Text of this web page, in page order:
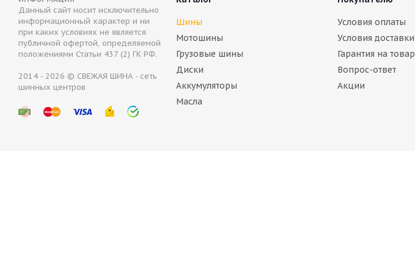
Autogreen Snow Chaser 2 AW08 205/55 R16 91H
Нет в наличии
4 274
В наличии (осталось 4 шт.)
Данный сайт носит исключительно
информационный характер и ни
при каких условиях не является
публичной офертой, определяемой
положениями Статьи 437 (2) ГК РФ.
2014 - 2026 © СВЕЖАЯ ШИНА - сеть
шинных центров
Шины
Мотошины
Грузовые шины
Диски
Аккумуляторы
Масла
Условия оплаты
Условия доставки
Гарантия на товар
Вопрос-ответ
Акции